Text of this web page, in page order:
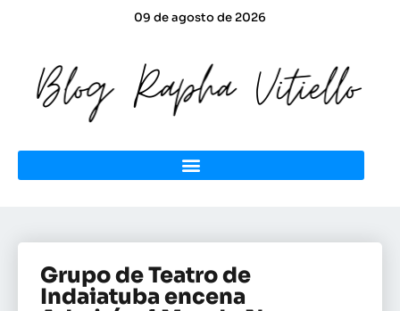
09 de agosto de 2026
Grupo de Teatro de
Indaiatuba encena